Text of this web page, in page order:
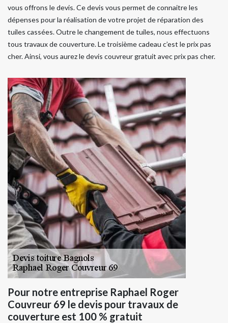
vous offrons le devis. Ce devis vous permet de connaitre les
dépenses pour la réalisation de votre projet de réparation des
tuiles cassées. Outre le changement de tuiles, nous effectuons
tous travaux de couverture. Le troisième cadeau c’est le prix pas
cher. Ainsi, vous aurez le devis couvreur gratuit avec prix pas cher.
Pour notre entreprise Raphael Roger
Couvreur 69 le devis pour travaux de
couverture est 100 % gratuit